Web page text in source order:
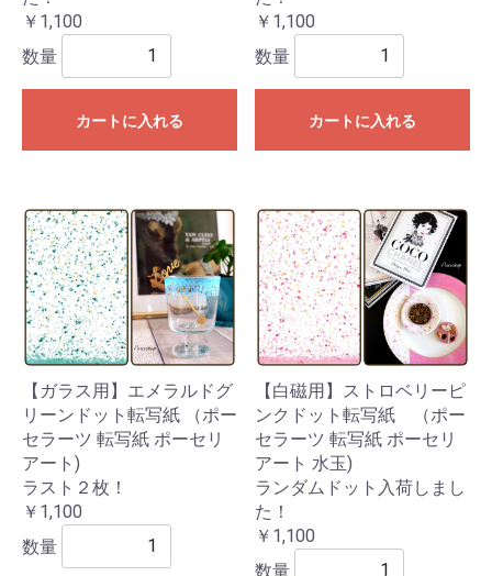
￥1,100
数量
カートに入れる
￥1,100
数量
カートに入れる
【ガラス用】エメラルドグ
リーンドット転写紙 （ポー
セラーツ 転写紙 ポーセリ
アート)
ラスト２枚！
￥1,100
数量
【白磁用】ストロベリーピ
ンクドット転写紙 （ポー
セラーツ 転写紙 ポーセリ
アート 水玉)
ランダムドット入荷しまし
た！
￥1,100
数量